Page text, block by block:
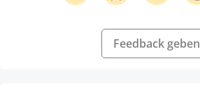
Feedback geben